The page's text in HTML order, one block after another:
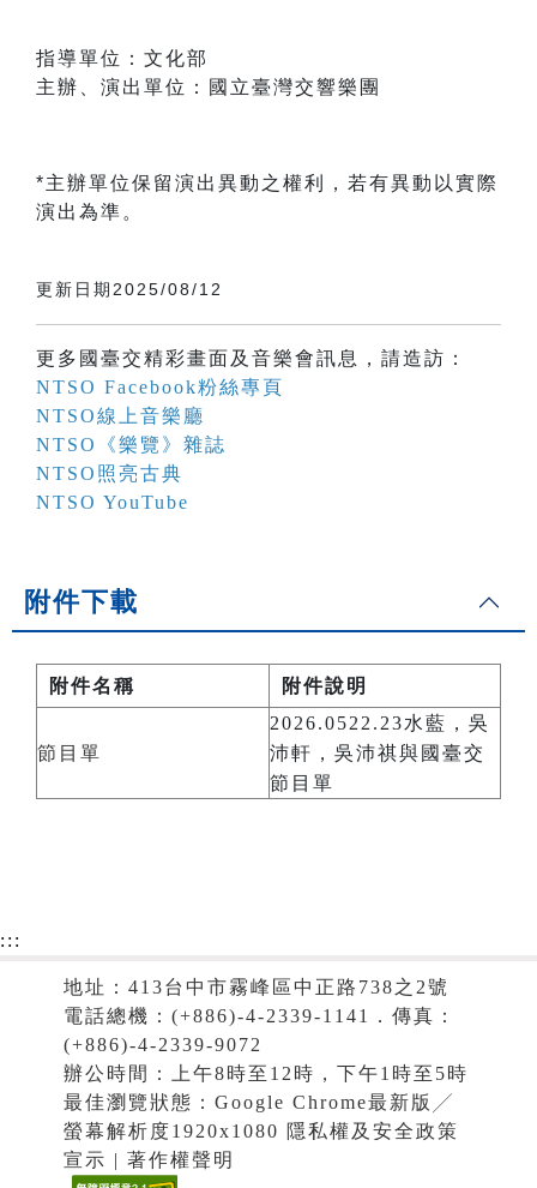
指導單位：文化部
主辦、演出單位：國立臺灣交響樂團
*主辦單位保留演出異動之權利，若有異動以實際
演出為準。
更新日期2025/08/12
更多國臺交精彩畫面及音樂會訊息，請造訪：
NTSO Facebook粉絲專頁
NTSO線上音樂廳
NTSO《樂覽》雜誌
NTSO照亮古典
NTSO YouTube
附件下載
附件名稱 附件說明
節目單
2026.0522.23水藍，吳
沛軒，吳沛祺與國臺交
節目單
:::
地址：413台中市霧峰區中正路738之2號
電話總機：(+886)-4-2339-1141．傳真：
(+886)-4-2339-9072
辦公時間：上午8時至12時，下午1時至5時
最佳瀏覽狀態：Google Chrome最新版╱
螢幕解析度1920x1080 隱私權及安全政策
宣示 | 著作權聲明